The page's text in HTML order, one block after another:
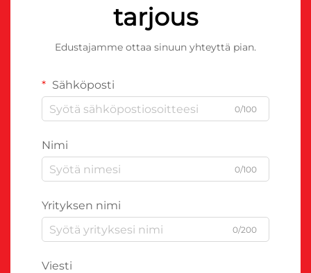
tarjous
Edustajamme ottaa sinuun yhteyttä pian.
Sähköposti
0/100
Nimi
0/100
Yrityksen nimi
0/200
Viesti